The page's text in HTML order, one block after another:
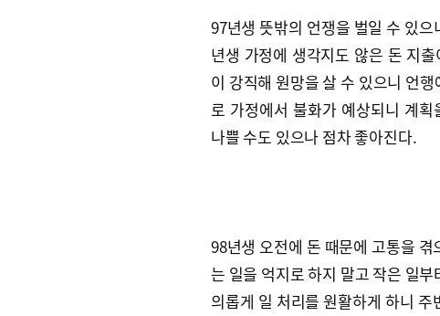
97년생 뜻밖의 언쟁을 벌일 수 있
년생 가정에 생각지도 않은 돈 지
이 강직해 원망을 살 수 있으니 언
로 가정에서 불화가 예상되니 계
나쁠 수도 있으나 점차 좋아진다.
98년생 오전에 돈 때문에 고통을
는 일을 억지로 하지 말고 작은 일
의롭게 일 처리를 원활하게 하니